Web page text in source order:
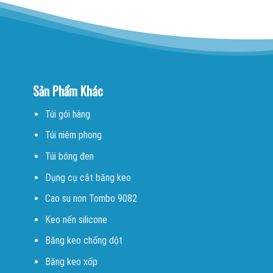
Sản Phẩm Khác
Túi gói hàng
Túi niêm phong
Túi bóng đen
Dụng cụ cắt băng keo
Cao su non Tombo 9082
Keo nến silicone
Băng keo chống dột
Băng keo xốp